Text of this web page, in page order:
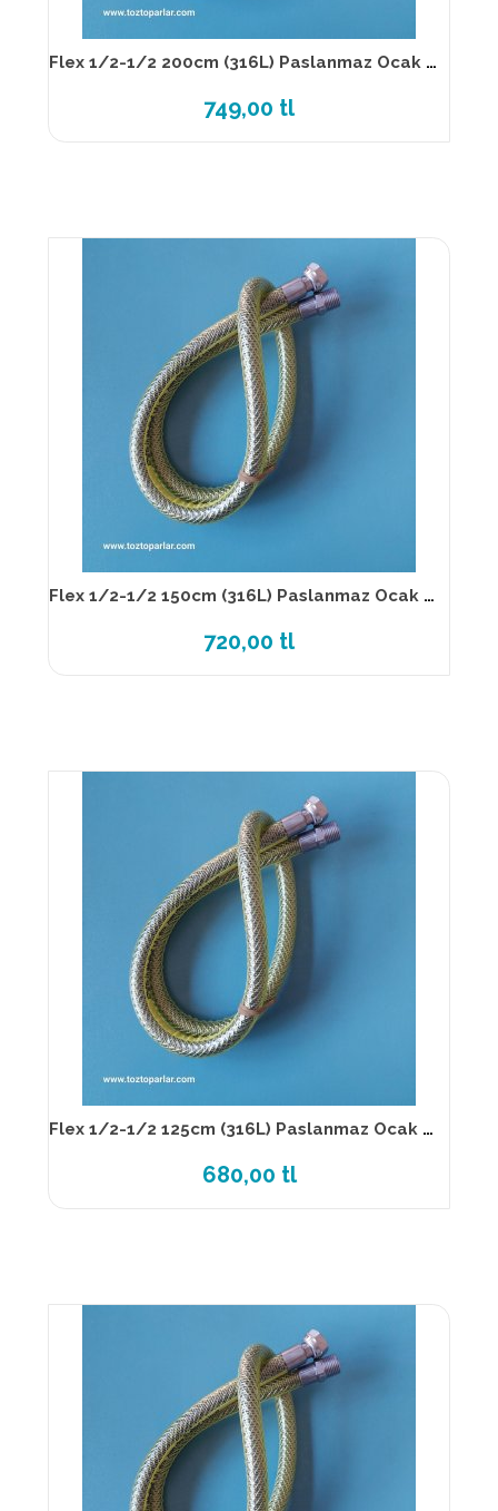
Flex 1/2-1/2 200cm (316L) Paslanmaz Ocak Flexi TS EN 14800
749,00 tl
Flex 1/2-1/2 150cm (316L) Paslanmaz Ocak Flexi TS EN 14800
720,00 tl
Flex 1/2-1/2 125cm (316L) Paslanmaz Ocak Flexi TS EN 14800
680,00 tl